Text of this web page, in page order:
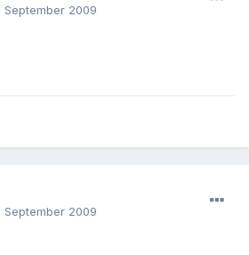
September 2009
September 2009